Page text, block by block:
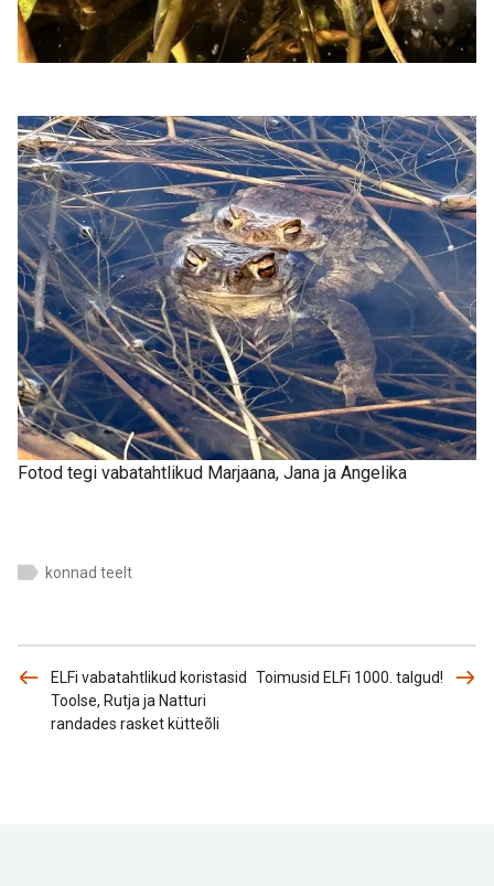
Fotod tegi vabatahtlikud Marjaana, Jana ja Angelika
konnad teelt
ELFi vabatahtlikud koristasid
Toolse, Rutja ja Natturi
randades rasket kütteõli
Toimusid ELFi 1000. talgud!